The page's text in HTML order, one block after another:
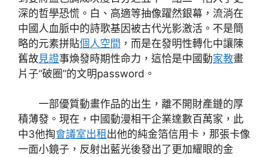
深的哲學恐慌。白、高適等抽像躍然銀幕，流淌在
中國人血脈中的詩歌基因被古代光影激活。不是簡
略的元素拼貼個人空間 ，而是在發明性轉化中讓陳
舊故見證事煥發時期性命力，這恰是中國動家教畫
片子“破圈”的文明password。
一部優質動畫作品的出生，離不開財產鏈的厚
積薄發。現在，中國動漫相干企業達數百萬家，此
中3他掏會議室出租 出他的純金箔信用卡，那張卡像
一面小鏡子，反射出藍光後發出了更加耀眼的金